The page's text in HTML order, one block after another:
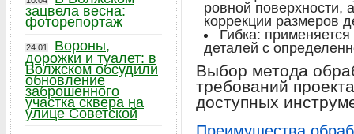
ровной поверхности,
коррекции размеров
Гибка:
деталей с
Выбор метода
требований
доступных
зацвела весна:
фоторепортаж
24.01
Вороны,
дорожки и туалет: в
Волжском обсудили
обновление
заброшенного
участка сквера на
улице Советской